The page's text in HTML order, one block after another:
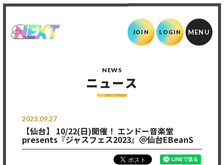
JOIN LOGIN
NEWS
ニュース
2023.09.27
【仙台】 10/22(日)開催！ エンドー音楽堂
presents『ジャスフェス2023』＠仙台EBeanS